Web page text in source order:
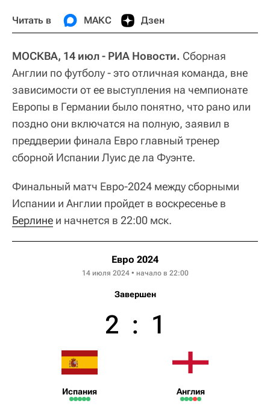
Читать в МАКС Дзен
МОСКВА, 14 июл - РИА Новости. Сборная
Англии по футболу - это отличная команда, вне
зависимости от ее выступления на чемпионате
Европы в Германии было понятно, что рано или
поздно они включатся на полную, заявил в
преддверии финала Евро главный тренер
сборной Испании Луис де ла Фуэнте.
Финальный матч Евро-2024 между сборными
Испании и Англии пройдет в воскресенье в
Берлине и начнется в 22:00 мск.
Евро 2024
14 июля 2024 • начало в 22:00
Завершен
Испания
2 : 1
Англия